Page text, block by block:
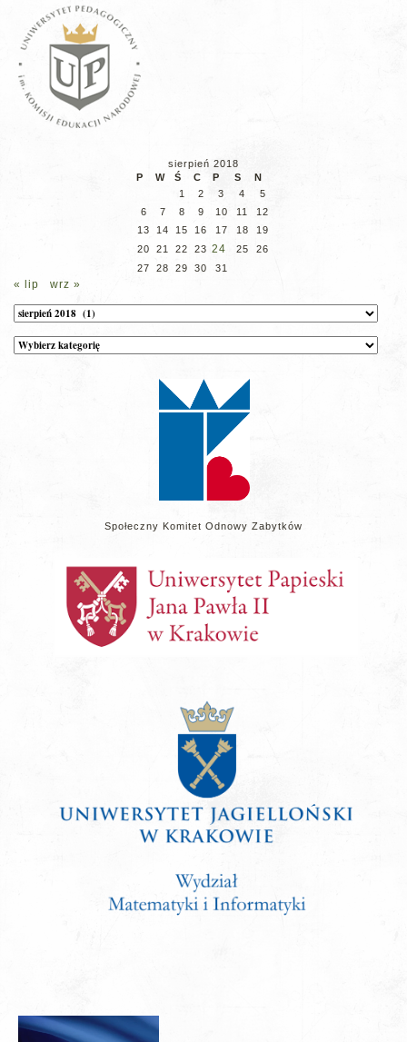
sierpień 2018
P
W Ś C P S
N
1
2 3 4
5
6
7 8 9 10 11
12
13
14 15 16 17 18
19
20
21 22 23 24 25
26
27
28 29 30 31
« lip wrz »
Archiwum
Kategorie
wpisów
Społeczny Komitet Odnowy Zabytków